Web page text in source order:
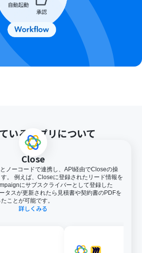
いるアプリについて
Close
ノーコードで連携し、API経由でCloseの操
。 例えば、Closeに登録されたリード情報を
にサブスクライバーとして登録した
タスが更新されたら見積書や契約書のPDFを
ことが可能です。
詳しくみる